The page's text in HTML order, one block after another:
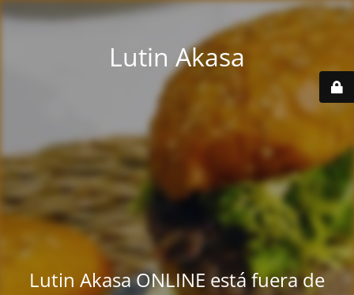
Lutin Akasa
Lutin Akasa ONLINE está fuera de